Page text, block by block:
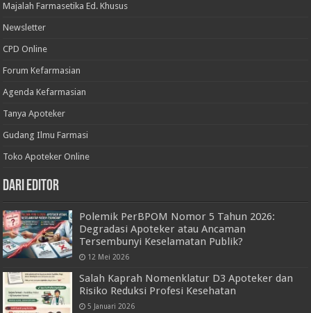
Majalah Farmasetika Ed. Khusus
Newsletter
CPD Online
Forum Kefarmasian
Agenda Kefarmasian
Tanya Apoteker
Gudang Ilmu Farmasi
Toko Apoteker Online
Dari Editor
Polemik PerBPOM Nomor 5 Tahun 2026:
Degradasi Apoteker atau Ancaman
Tersembunyi Keselamatan Publik?
12 Mei 2026
Salah Kaprah Nomenklatur D3 Apoteker dan
Risiko Reduksi Profesi Kesehatan
5 Januari 2026